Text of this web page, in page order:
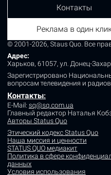
© 2001-2026, Staus Quo. Все
Адрес:
Харьков, 61057, ул. Донец-
Зарегистрировано
вопросам телевидения и
Контакты:
E-Mail: sq@sq.com.ua
Главный редактор Наталья
Авторы Status Quo
Этический кодекс Status Quo
Наша миссия и ценности
STATUS QUO медиакит
Политика в сфере
данных
Условия использования
Контакты
Реклама в один